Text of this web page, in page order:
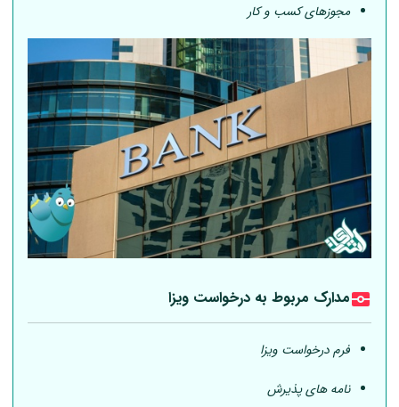
مجوزهای کسب و کار
مدارک مربوط به درخواست ویزا
فرم درخواست ویزا
نامه های پذیرش